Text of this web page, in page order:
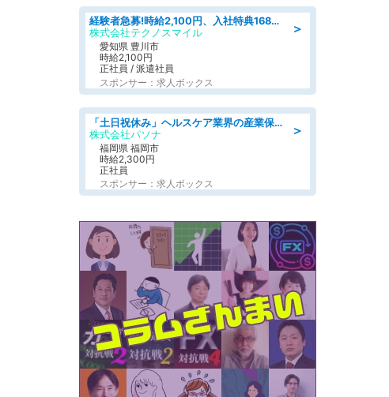
＞
経験者急募!時給2,100円、入社特典168万円の自動車製造業務/トヨタ自動車/tutumi
株式会社テクノスマイル
愛知県 豊川市
時給2,100円
正社員 / 派遣社員
スポンサー：求人ボックス
＞
「土日祝休み」ヘルスケア業界の産業保健師/高時給/未経験OK/要資格:保健師、正看護師
株式会社パソナ
福岡県 福岡市
時給2,300円
正社員
スポンサー：求人ボックス